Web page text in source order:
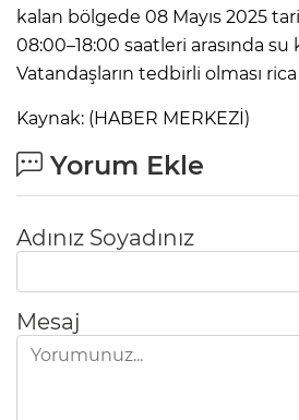
kalan bölgede 08 Mayıs 2025
08:00–18:00 saatleri arasında su
Vatandaşların tedbirli olması
Kaynak: (HABER MERKEZİ)
Yorum Ekle
Adınız Soyadınız
Mesaj